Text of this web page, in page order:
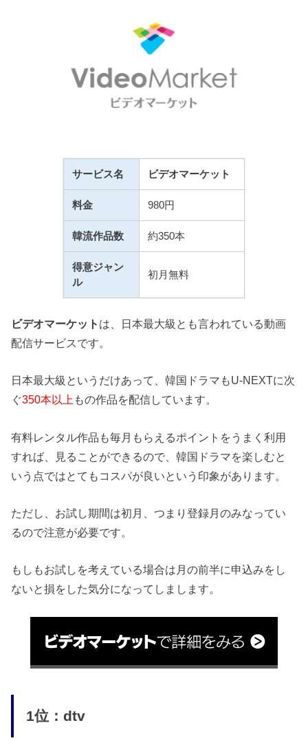
サービス名 ビデオマーケット
料金 980円
韓流作品数 約350本
得意ジャン
ル
初月無料
ビデオマーケット は、日本最大級とも言われている動画
配信サービスです。
日本最大級というだけあって、韓国ドラマもU-NEXTに次
ぐ350本以上 もの作品を配信しています。
有料レンタル作品も毎月もらえるポイントをうまく利用
すれば、見ることができるので、韓国ドラマを楽しむと
いう点ではとてもコスパが良いという印象があります。
ただし、お試し期間は初月、つまり登録月のみなってい
るので注意が必要です。
もしもお試しを考えている場合は月の前半に申込みをし
ないと損をした気分になってしまします。
1位：dtv